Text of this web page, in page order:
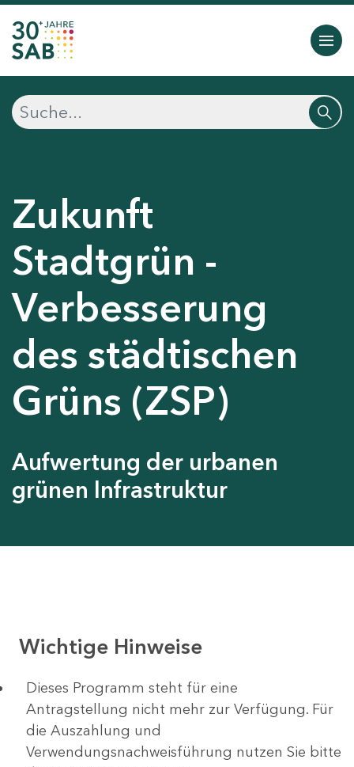
Zukunft
Stadtgrün -
Verbesserung
des städtischen
Grüns (ZSP)
Aufwertung der urbanen
grünen Infrastruktur
Wichtige Hinweise
Dieses Programm steht für eine
Antragstellung nicht mehr zur Verfügung. Für
die Auszahlung und
Verwendungsnachweisführung nutzen Sie bitte